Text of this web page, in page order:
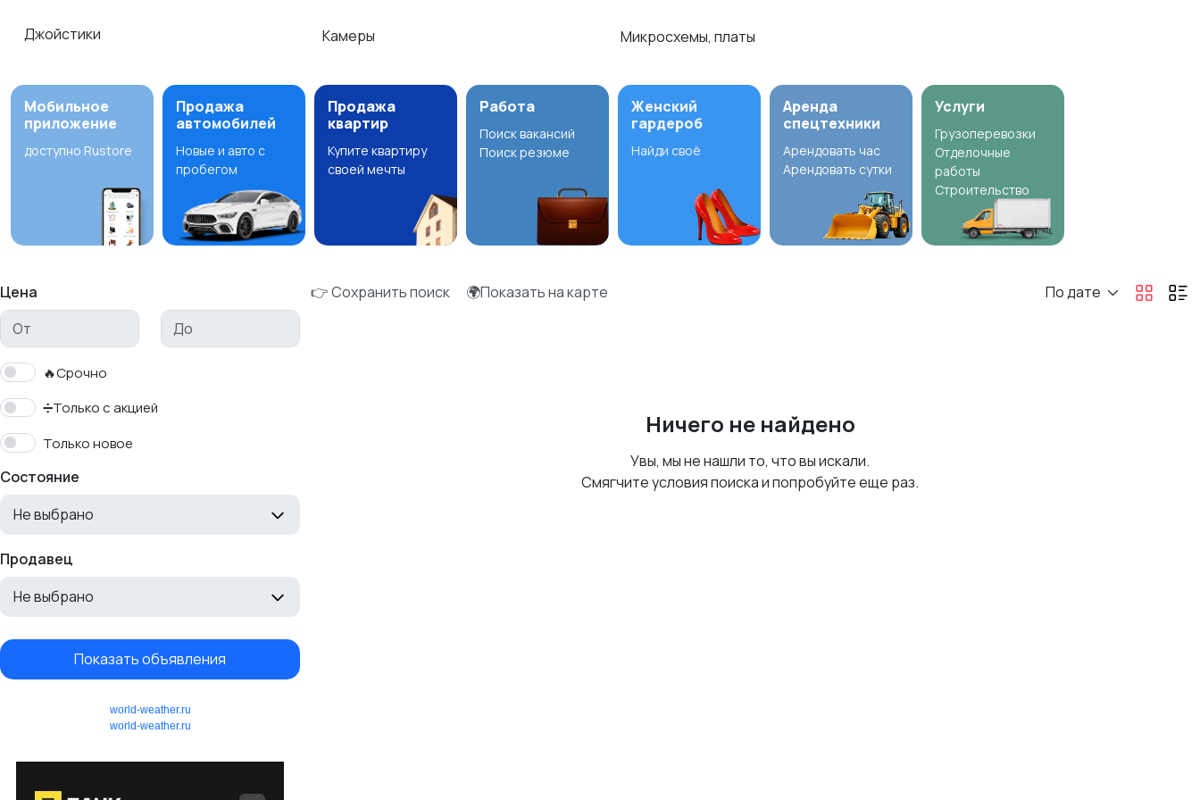
Джойстики Камеры Микросхемы, платы
Мобильное
приложение
доступно Rustore
Продажа
автомобилей
Новые и авто с
пробегом
Продажа
квартир
Купите квартиру
своей мечты
Работа
Поиск вакансий
Поиск резюме
Женский
гардероб
Найди своё
Аренда
спецтехники
Арендовать час
Арендовать сутки
Услуги
Грузоперевозки
Отделочные
работы
Строительство
Цена
🔥Срочно
➗Только с акцией
Только новое
Состояние
Не выбрано
Продавец
Не выбрано
Показать объявления
world-weather.ru
world-weather.ru
👉 Сохранить поиск 🌍Показать на карте По дате
Ничего не найдено
Увы, мы не нашли то, что вы искали.
Смягчите условия поиска и попробуйте еще раз.